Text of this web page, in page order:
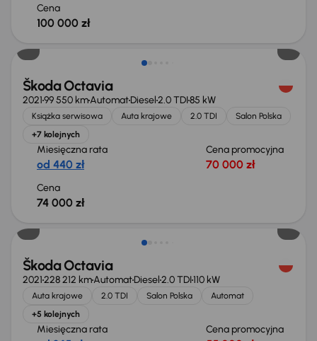
Cena
100 000 zł
Škoda Octavia
202199 550 kmAutomatDiesel2.0 TDI85 kW
Książka serwisowa Auta krajowe 2.0 TDI
Salon Polska
+7 kolejnych
Miesięczna rata
od 440 zł
Cena promocyjna
70 000 zł
Cena
74 000 zł
Škoda Octavia
2021228 212 kmAutomatDiesel2.0 TDI110 kW
Auta krajowe 2.0 TDI Salon Polska
Automat
+5 kolejnych
Miesięczna rata Cena promocyjna